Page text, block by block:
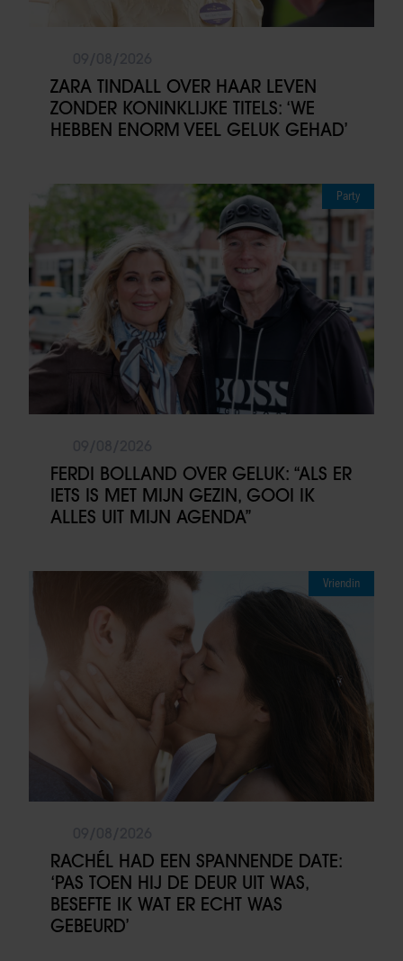
ZARA TINDALL OVER HAAR LEVEN
ZONDER KONINKLIJKE TITELS: ‘WE
HEBBEN ENORM VEEL GELUK GEHAD’
Party
FERDI BOLLAND OVER GELUK: “ALS ER
IETS IS MET MIJN GEZIN, GOOI IK
ALLES UIT MIJN AGENDA”
Vriendin
RACHÉL HAD EEN SPANNENDE DATE:
‘PAS TOEN HIJ DE DEUR UIT WAS,
BESEFTE IK WAT ER ECHT WAS
GEBEURD’